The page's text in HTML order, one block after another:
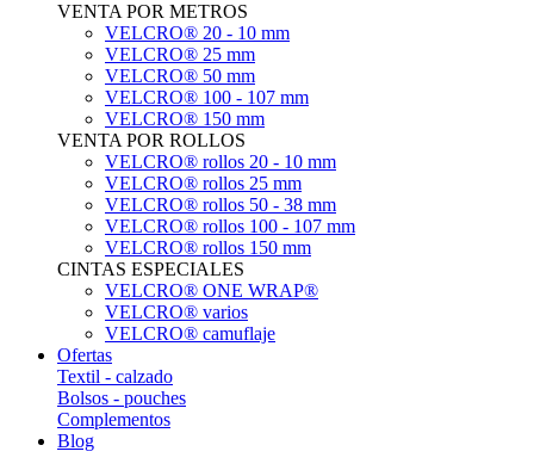
VENTA POR METROS
VELCRO® 20 - 10 mm
VELCRO® 25 mm
VELCRO® 50 mm
VELCRO® 100 - 107 mm
VELCRO® 150 mm
VENTA POR ROLLOS
VELCRO® rollos 20 - 10 mm
VELCRO® rollos 25 mm
VELCRO® rollos 50 - 38 mm
VELCRO® rollos 100 - 107 mm
VELCRO® rollos 150 mm
CINTAS ESPECIALES
VELCRO® ONE WRAP®
VELCRO® varios
VELCRO® camuflaje
Ofertas
Textil - calzado
Bolsos - pouches
Complementos
Blog